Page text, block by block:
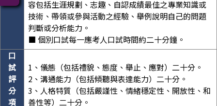
容包括生涯規劃、志趣、自認成績最佳之專業知識或
技術、帶領或參與活動之經驗、舉例說明自己的問題
判斷或分析能力。
■ 個別口試每一應考人口試時間約二十分鐘。
口
試
評
分
項
1、儀態（包括禮貌、態度、舉止、應對）二十分。
2、溝通能力（包括傾聽與表達能力）二十分。
3、人格特質（包括嚴謹性、情緒穩定性、開放性、和
善性等）二十分。